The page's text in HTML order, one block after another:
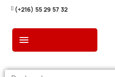
(+216) 55 29 57 32